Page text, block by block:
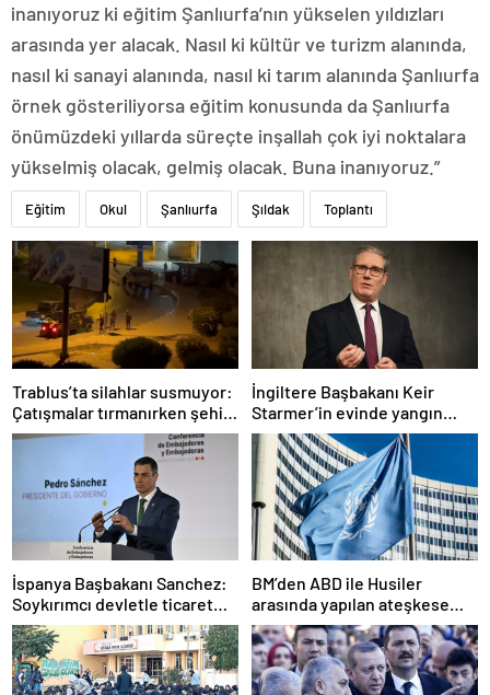
inanıyoruz ki eğitim Şanlıurfa’nın yükselen yıldızları
arasında yer alacak. Nasıl ki kültür ve turizm alanında,
nasıl ki sanayi alanında, nasıl ki tarım alanında Şanlıurfa
örnek gösteriliyorsa eğitim konusunda da Şanlıurfa
önümüzdeki yıllarda süreçte inşallah çok iyi noktalara
yükselmiş olacak, gelmiş olacak. Buna inanıyoruz.”
Eğitim Okul Şanlıurfa Şıldak Toplantı
Trablus’ta silahlar susmuyor:
Çatışmalar tırmanırken şehir
alarmda
İngiltere Başbakanı Keir
Starmer’in evinde yangın
çıktı
İspanya Başbakanı Sanchez:
Soykırımcı devletle ticaret
yapmayız
BM’den ABD ile Husiler
arasında yapılan ateşkese
ilişkin değerlendirme